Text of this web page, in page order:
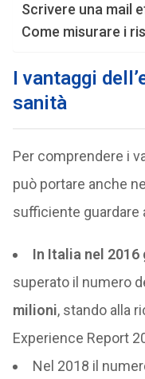
Scrivere una mail
Come misurare i
I vantaggi
sanità
Per comprendere i
può portare anche
sufficiente guardare
In Italia nel
superato il numero
milioni, stando alla
Experience Report
Nel 2018 il